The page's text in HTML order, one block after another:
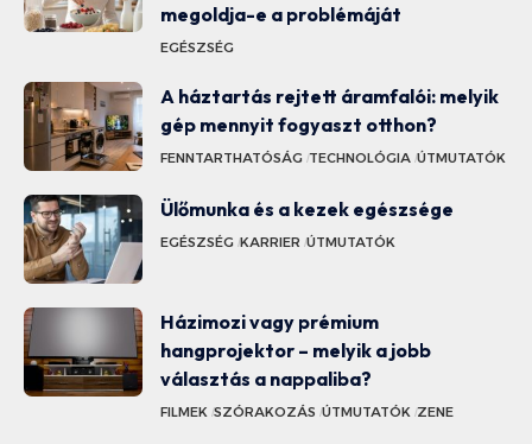
megoldja-e a problémáját
EGÉSZSÉG
A háztartás rejtett áramfalói: melyik
gép mennyit fogyaszt otthon?
FENNTARTHATÓSÁG TECHNOLÓGIA ÚTMUTATÓK
Ülőmunka és a kezek egészsége
EGÉSZSÉG KARRIER ÚTMUTATÓK
Házimozi vagy prémium
hangprojektor – melyik a jobb
választás a nappaliba?
FILMEK SZÓRAKOZÁS ÚTMUTATÓK ZENE